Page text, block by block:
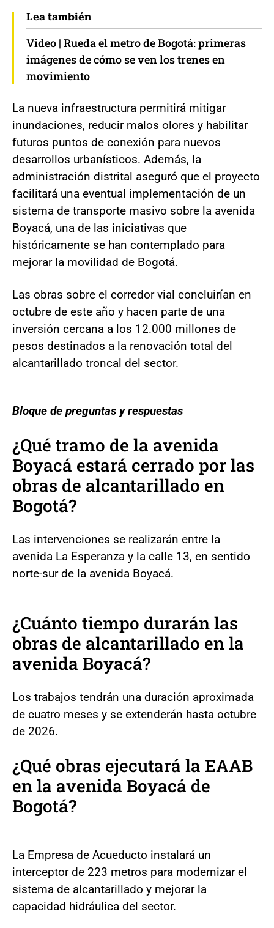
Lea también
Video | Rueda el metro de Bogotá: primeras
imágenes de cómo se ven los trenes en
movimiento
La nueva infraestructura permitirá mitigar
inundaciones, reducir malos olores y habilitar
futuros puntos de conexión para nuevos
desarrollos urbanísticos. Además, la
administración distrital aseguró que el proyecto
facilitará una eventual implementación de un
sistema de transporte masivo sobre la avenida
Boyacá, una de las iniciativas que
históricamente se han contemplado para
mejorar la movilidad de Bogotá.
Las obras sobre el corredor vial concluirían en
octubre de este año y hacen parte de una
inversión cercana a los 12.000 millones de
pesos destinados a la renovación total del
alcantarillado troncal del sector.
Bloque de preguntas y respuestas
¿Qué tramo de la avenida
Boyacá estará cerrado por las
obras de alcantarillado en
Bogotá?
Las intervenciones se realizarán entre la
avenida La Esperanza y la calle 13, en sentido
norte-sur de la avenida Boyacá.
¿Cuánto tiempo durarán las
obras de alcantarillado en la
avenida Boyacá?
Los trabajos tendrán una duración aproximada
de cuatro meses y se extenderán hasta octubre
de 2026.
¿Qué obras ejecutará la EAAB
en la avenida Boyacá de
Bogotá?
La Empresa de Acueducto instalará un
interceptor de 223 metros para modernizar el
sistema de alcantarillado y mejorar la
capacidad hidráulica del sector.